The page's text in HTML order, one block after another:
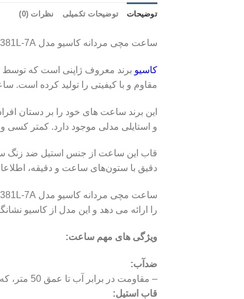
توضیحات توضیحات تکمیلی نظرات (0)
ساعت مچی مردانه کاسیو مدل MTP-1381L-7A
کاسیو
مقاوم و با کیفیتی را تولید کرده است.
این برند ساعت های خود را بر دستان
و استایلی مدلی موجود دارد. کمتر کسی
قاب این ساعت از جنس استیل ضد زنگ
دقیق با ستون‌های ساعت و دقیقه،
را ارائه می دهد و این مدل از کاسیو
ویژگی های مهم ساعت:
ضدآب:
– مقاومت در برابر آب تا عمق 50 متر، که این ساعت را برای استفاده روزهای بارانی مناسب می‌کند.
قاب استیل: